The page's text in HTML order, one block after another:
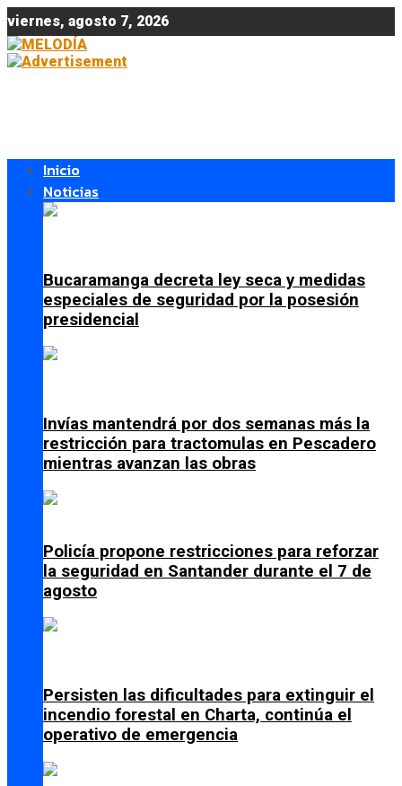
viernes, agosto 7, 2026
Inicio
Noticias
Bucaramanga decreta ley seca y medidas
especiales de seguridad por la posesión
presidencial
Invías mantendrá por dos semanas más la
restricción para tractomulas en Pescadero
mientras avanzan las obras
Policía propone restricciones para reforzar
la seguridad en Santander durante el 7 de
agosto
Persisten las dificultades para extinguir el
incendio forestal en Charta, continúa el
operativo de emergencia